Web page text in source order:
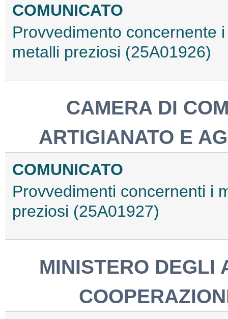
COMUNICATO
Provvedimento concernente
metalli preziosi (25A01926)
CAMERA DI
ARTIGIANATO E
COMUNICATO
Provvedimenti concernenti i
preziosi (25A01927)
MINISTERO DEGLI